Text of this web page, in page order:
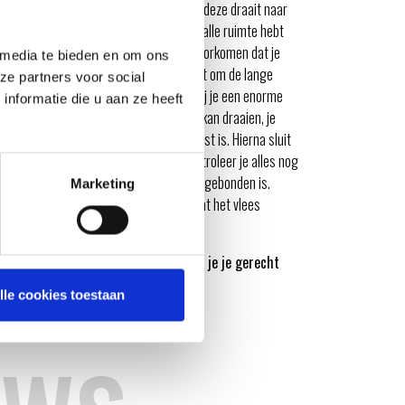
te bieden en om ons
partners voor social
die u aan ze heeft
Marketing
cookies toestaan
Zorg ervoor dat je controleert dat deze draait naar
deksel open (of leg deze weg) zodat je alle ruimte hebt
hittebestendige handschoenenom te voorkomen dat je
de zijkant van het frame van je spit om de lange
de andere kant van het spit, tenzij je een enorme
nogmaals of het gerecht vrij kan draaien, je
naar behoren vastgebonden en gespiest is. Hierna sluit
je echt zeker wilt zijn van je zaak controleer je alles nog
toevallig iets loslaat of verkeerd vastgebonden is.
af voordat je de touwtjes losknipt. Laat het vlees
spit extreem warm zullen zijn zodra je je gerecht